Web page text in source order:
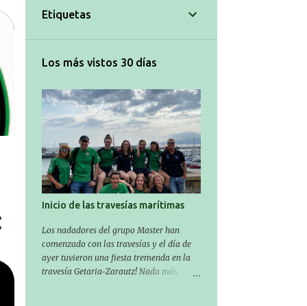
Etiquetas
Los más vistos 30 días
Inicio de las travesías marítimas
Los nadadores del grupo Master han
comenzado con las travesías y el día de
ayer tuvieron una fiesta tremenda en la
travesía Getaria-Zarautz! Nada más